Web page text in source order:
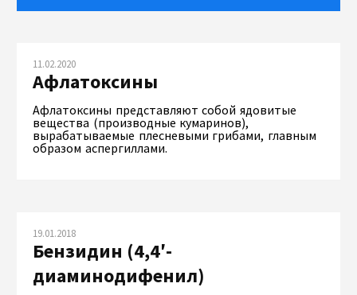
11.02.2020
Афлатоксины
Афлатоксины представляют собой ядовитые
вещества (производные кумаринов),
вырабатываемые плесневыми грибами, главным
образом аспергиллами.
19.01.2018
Бензидин (4,4′-
диаминодифенил)